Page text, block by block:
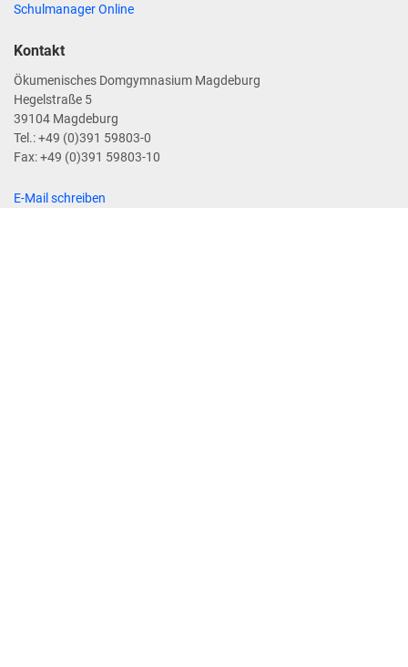
Schulmanager Online
Kontakt
Ökumenisches Domgymnasium Magdeburg
Hegelstraße 5
39104 Magdeburg
Tel.: +49 (0)391 59803-0
Fax: +49 (0)391 59803-10
E-Mail schreiben